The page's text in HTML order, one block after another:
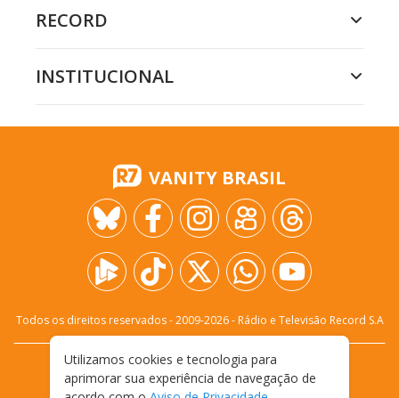
RECORD
INSTITUCIONAL
VANITY BRASIL
Todos os direitos reservados - 2009-2026- Rádio e Televisão Record S.A
FALE CONOSCO
PRIVACIDADE
TERMOS E CONDIÇÕES DE USO
Utilizamos cookies e tecnologia para
aprimorar sua experiência de navegação de